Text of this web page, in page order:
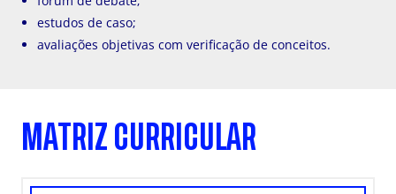
estudos de caso;
avaliações objetivas com verificação de conceitos.
MATRIZ CURRICULAR